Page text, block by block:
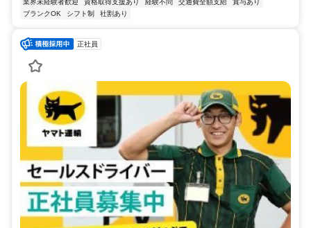
業界未経験者歓迎 資格取得支援あり 経験不問 交通費全額支給
賞与あり
ブランクOK
シフト制 社割あり
正社員